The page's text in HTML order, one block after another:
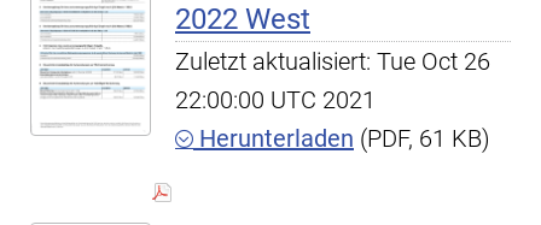
2022 West
Zuletzt aktualisiert: Tue Oct 26
22:00:00 UTC 2021
Herunterladen (PDF, 61 KB)